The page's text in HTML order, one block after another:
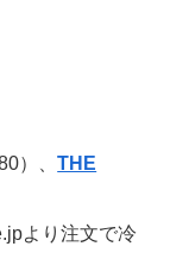
）、THE
より注文で冷